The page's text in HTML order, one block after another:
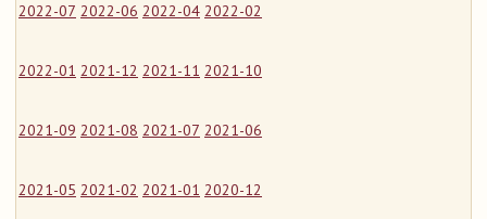
2022-07 2022-06 2022-04 2022-02
2022-01 2021-12 2021-11 2021-10
2021-09 2021-08 2021-07 2021-06
2021-05 2021-02 2021-01 2020-12